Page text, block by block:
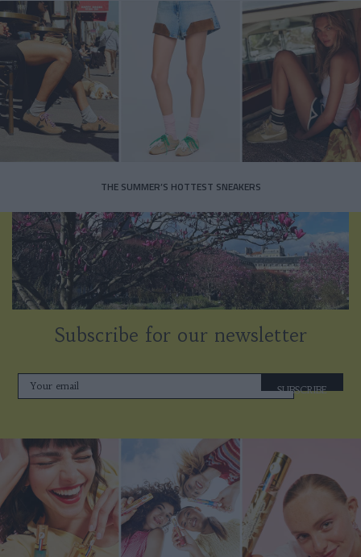
THE SUMMER’S HOTTEST SNEAKERS
Subscribe for our newsletter
SUBSCRIBE